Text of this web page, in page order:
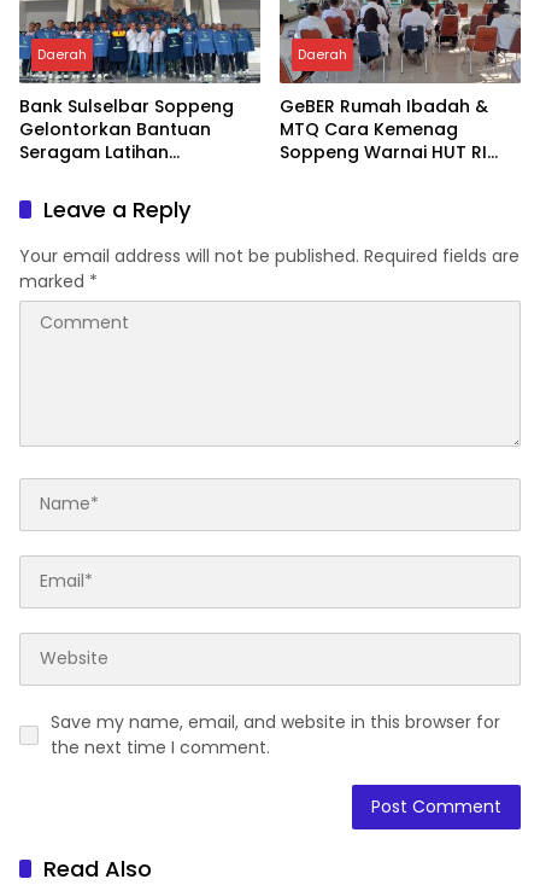
Daerah
Bank Sulselbar Soppeng
Gelontorkan Bantuan
Seragam Latihan
Daerah
GeBER Rumah Ibadah &
MTQ Cara Kemenag
Soppeng Warnai HUT RI
Leave a Reply
Your email address will not be published. Required fields are
marked *
Save my name, email, and website in this browser for
the next time I comment.
Read Also